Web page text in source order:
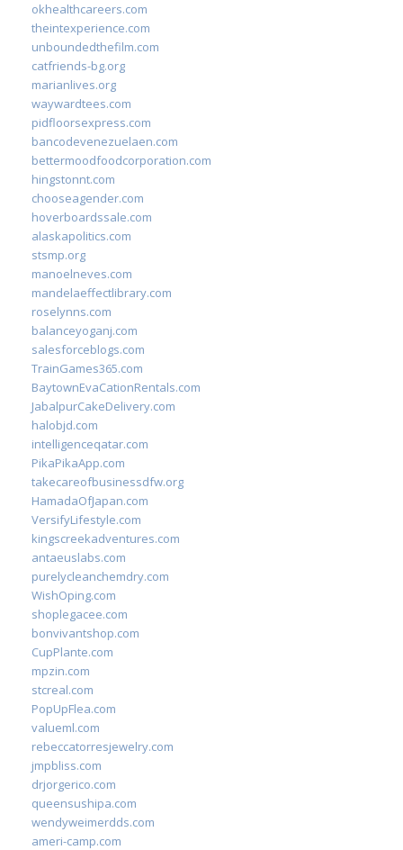
okhealthcareers.com
theintexperience.com
unboundedthefilm.com
catfriends-bg.org
marianlives.org
waywardtees.com
pidfloorsexpress.com
bancodevenezuelaen.com
bettermoodfoodcorporation.com
hingstonnt.com
chooseagender.com
hoverboardssale.com
alaskapolitics.com
stsmp.org
manoelneves.com
mandelaeffectlibrary.com
roselynns.com
balanceyoganj.com
salesforceblogs.com
TrainGames365.com
BaytownEvaCationRentals.com
JabalpurCakeDelivery.com
halobjd.com
intelligenceqatar.com
PikaPikaApp.com
takecareofbusinessdfw.org
HamadaOfJapan.com
VersifyLifestyle.com
kingscreekadventures.com
antaeuslabs.com
purelycleanchemdry.com
WishOping.com
shoplegacee.com
bonvivantshop.com
CupPlante.com
mpzin.com
stcreal.com
PopUpFlea.com
valueml.com
rebeccatorresjewelry.com
jmpbliss.com
drjorgerico.com
queensushipa.com
wendyweimerdds.com
ameri-camp.com